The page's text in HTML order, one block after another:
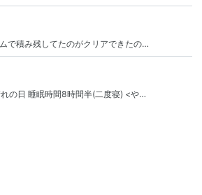
で積み残してたのがクリアできたの…
の日 睡眠時間8時間半(二度寝) <や…